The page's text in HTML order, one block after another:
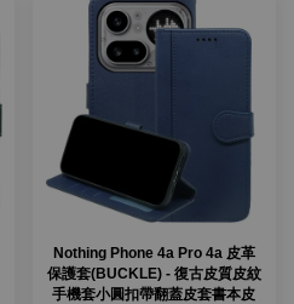
Nothing Phone 4a Pro 4a 皮革
保護套(BUCKLE) - 復古皮質皮紋
手機套小圓扣帶翻蓋皮套書本皮